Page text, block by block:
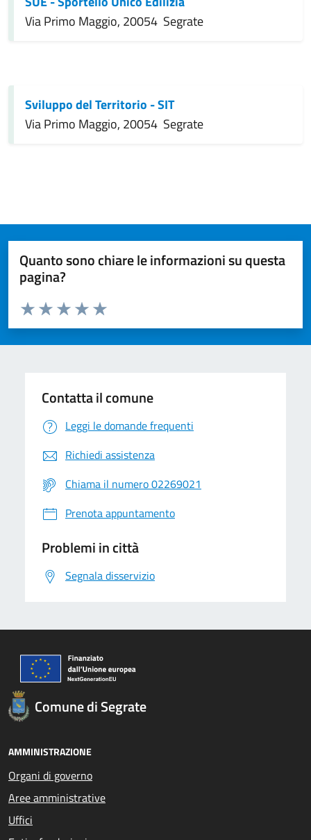
Via Primo Maggio, 20054 Segrate
Sviluppo del Territorio - SIT
Via Primo Maggio, 20054 Segrate
Quanto sono chiare le informazioni su questa
pagina?
Valuta da 1 a 5 stelle la pagina
Valuta 5 stelle su 5
Valuta 4 stelle su 5
Valuta 3 stelle su 5
Valuta 2 stelle su 5
Valuta 1 stelle su 5
Contatta il comune
Leggi le domande frequenti
Richiedi assistenza
Chiama il numero 02269021
Prenota appuntamento
Problemi in città
Segnala disservizio
Comune di Segrate
AMMINISTRAZIONE
Organi di governo
Aree amministrative
Uffici